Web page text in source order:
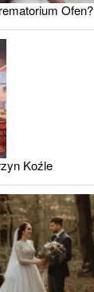
Ofen?
Koźle